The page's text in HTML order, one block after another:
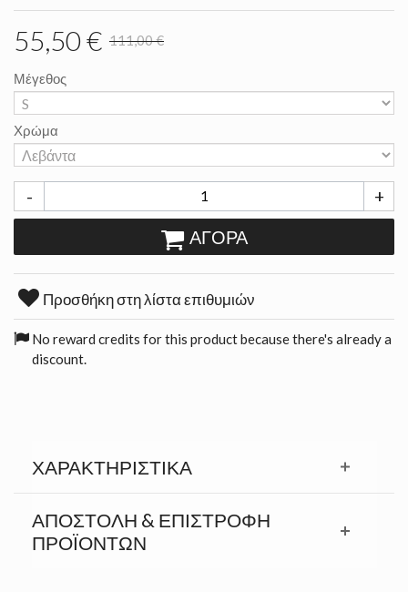
55,50 € 111,00 €
Μέγεθος
Χρώμα
- +
ΑΓΟΡΆ
Προσθήκη στη λίστα επιθυμιών
No reward credits for this product because there's already a
discount.
ΧΑΡΑΚΤΗΡΙΣΤΙΚΆ
ΑΠΟΣΤΟΛΉ & ΕΠΙΣΤΡΟΦΉ
ΠΡΟΪΟΝΤΩΝ